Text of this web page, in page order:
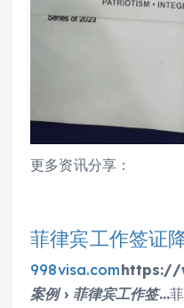
更多资讯分享：
菲律宾工作签证
998visa.comhttps://
案例 › 菲律宾工作签…